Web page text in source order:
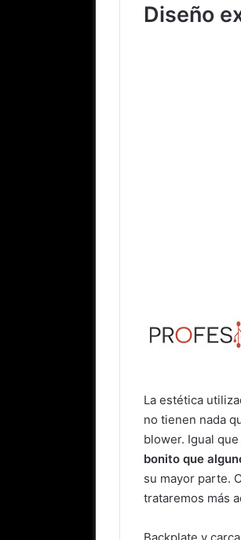
Diseño
La estética
no tienen nada
blower. Igual
bonito que
su mayor parte.
trataremos más